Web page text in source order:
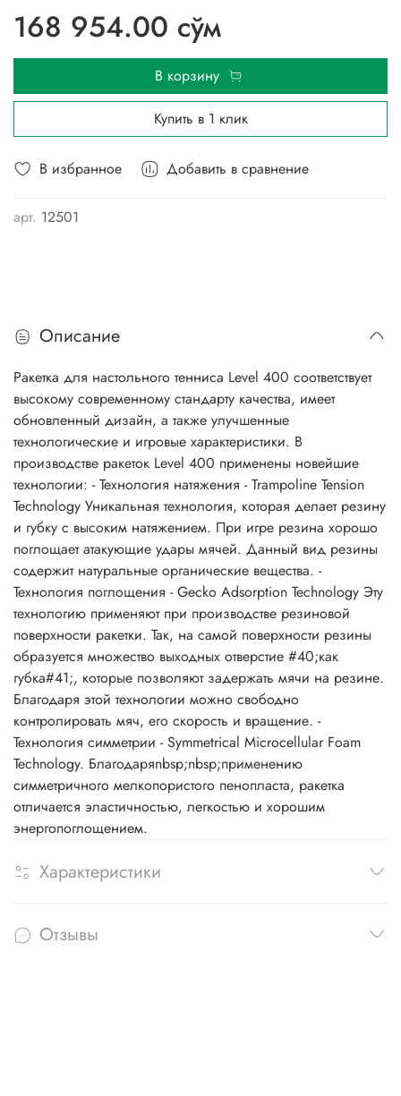
В избранное Добавить в сравнение
арт. 12501
168 954.00 сўм
В корзину
Купить в 1 клик
Описание
Ракетка для настольного тенниса Level 400 соответствует
высокому современному стандарту качества, имеет
обновленный дизайн, а также улучшенные
технологические и игровые характеристики. В
производстве ракеток Level 400 применены новейшие
технологии: - Технология натяжения - Trampoline Tension
Technology Уникальная технология, которая делает резину
и губку с высоким натяжением. При игре резина хорошо
поглощает атакующие удары мячей. Данный вид резины
содержит натуральные органические вещества. -
Технология поглощения - Gecko Adsorption Technology Эту
технологию применяют при производстве резиновой
поверхности ракетки. Так, на самой поверхности резины
образуется множество выходных отверстие #40;как
губка#41;, которые позволяют задержать мячи на резине.
Благодаря этой технологии можно свободно
контролировать мяч, его скорость и вращение. -
Технология симметрии - Symmetrical Microcellular Foam
Technology. Благодаряnbsp;nbsp;применению
симметричного мелкопористого пенопласта, ракетка
отличается эластичностью, легкостью и хорошим
энергопоглощением.
Характеристики
Отзывы